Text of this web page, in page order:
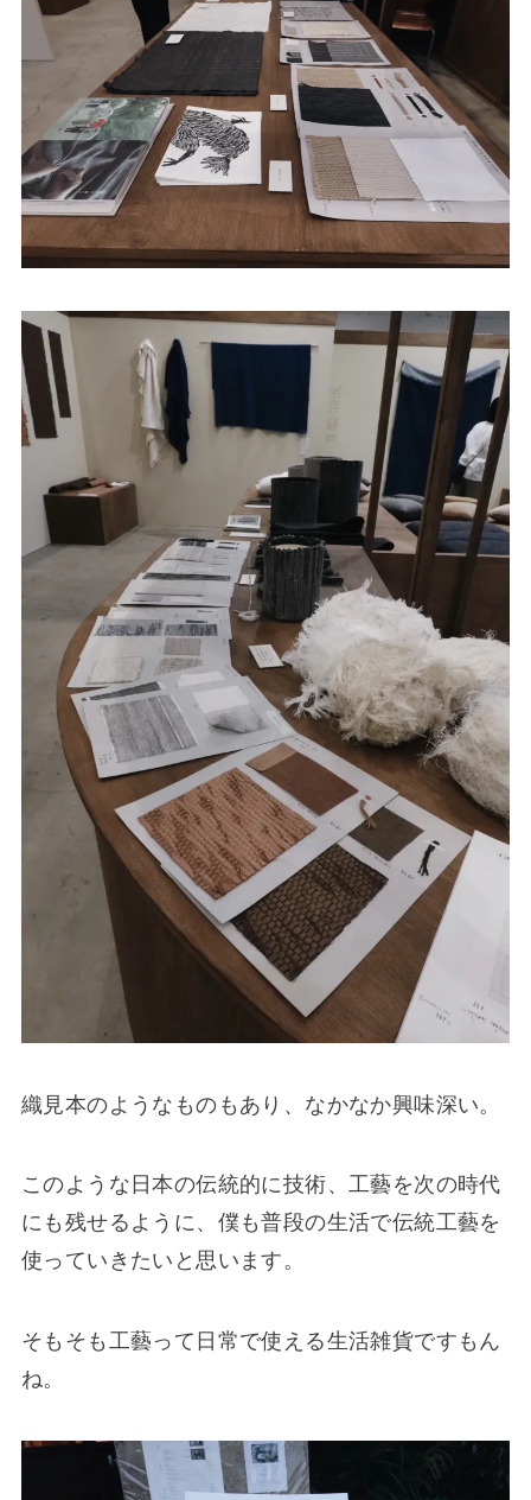
織見本のようなものもあり、なかなか興味深い。
このような日本の伝統的に技術、工藝を次の時代
にも残せるように、僕も普段の生活で伝統工藝を
使っていきたいと思います。
そもそも工藝って日常で使える生活雑貨ですもん
ね。